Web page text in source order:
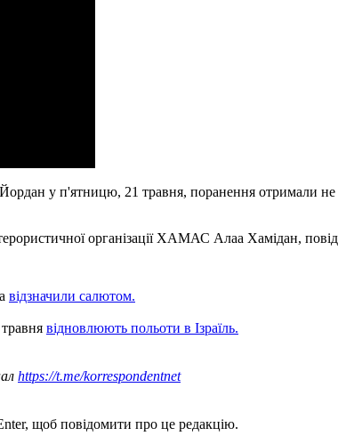
Йордан у п'ятницю, 21 травня, поранення отримали
організації ХАМАС Алаа Хамідан,
відзначили салютом.
відновлюють польоти в Ізраїль.
https://t.me/korrespondentnet
щоб повідомити про це редакцію.